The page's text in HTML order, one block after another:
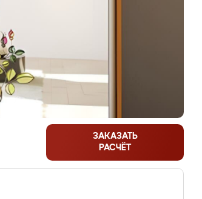
ЗАКАЗАТЬ
РАСЧЁТ